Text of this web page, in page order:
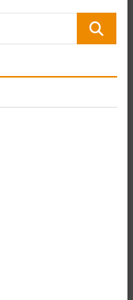
Cerca…